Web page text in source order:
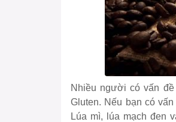
Nhiều người có vấn
Gluten. Nếu bạn có
Lúa mì, lúa mạch đen